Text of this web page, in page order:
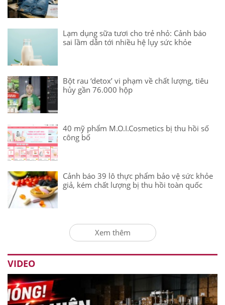
Lạm dụng sữa tươi cho trẻ nhỏ: Cảnh báo
sai lầm dẫn tới nhiều hệ lụy sức khỏe
Bột rau ‘detox’ vi phạm về chất lượng, tiêu
hủy gần 76.000 hộp
40 mỹ phẩm M.O.I.Cosmetics bị thu hồi số
công bố
Cảnh báo 39 lô thực phẩm bảo vệ sức khỏe
giả, kém chất lượng bị thu hồi toàn quốc
Xem thêm
VIDEO